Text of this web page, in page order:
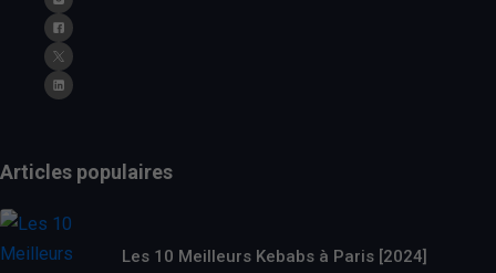
Articles populaires
Les 10 Meilleurs Kebabs à Paris [2024]